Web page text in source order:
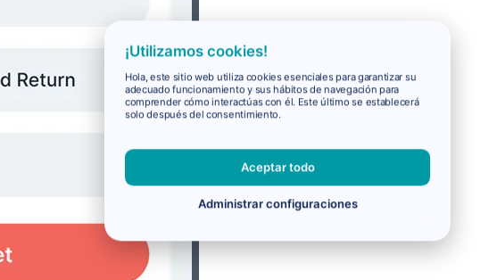
¡Utilizamos cookies!
Hola, este sitio web utiliza cookies esenciales para garantizar su
adecuado funcionamiento y sus hábitos de navegación para
comprender cómo interactúas con él. Este último se establecerá
solo después del consentimiento.
Aceptar todo
Administrar configuraciones